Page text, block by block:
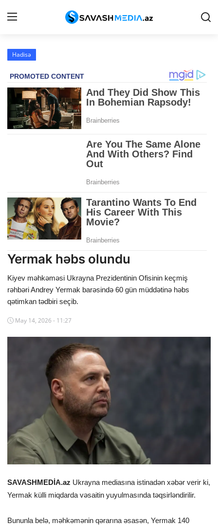
Haqqımızda
Peşə etikası
Reklam
Hadisə
Dünya
Cəmiyyət
İdman
Kriminal
Mövqe
Hadisə
Yermak həbs olundu
Kiyev məhkəməsi Ukrayna Prezidentinin Ofisinin keçmiş
rəhbəri Andrey Yermak barəsində 60 gün müddətinə həbs
qətimkan tədbiri seçib.
May 14, 2026 - 11:27
SAVASHMEDİA.az Ukrayna mediasına istinadən xəbər verir ki,
Yermak külli miqdarda vəsaitin yuyulmasında təqsirləndirilir.
Bununla belə, məhkəmənin qərarına əsasən, Yermak 140